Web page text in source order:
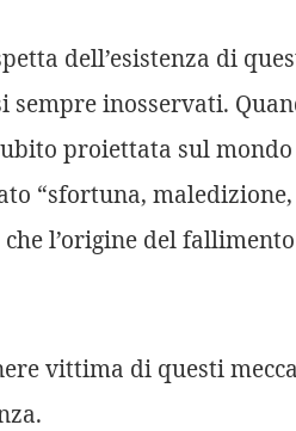
dell’esistenza di
sempre inosservati.
proiettata sul mondo
“sfortuna,
l’origine del
vittima di questi